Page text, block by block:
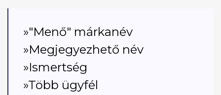
»"Menő" márkanév
»Megjegyezhető név
»Ismertség
»Több ügyfél